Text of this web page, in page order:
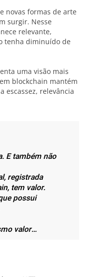
novas formas de arte
surgir. Nesse
relevante,
tenha diminuído de
uma visão mais
blockchain mantém
escassez, relevância
E também não
registrada
tem valor.
possui
valor…